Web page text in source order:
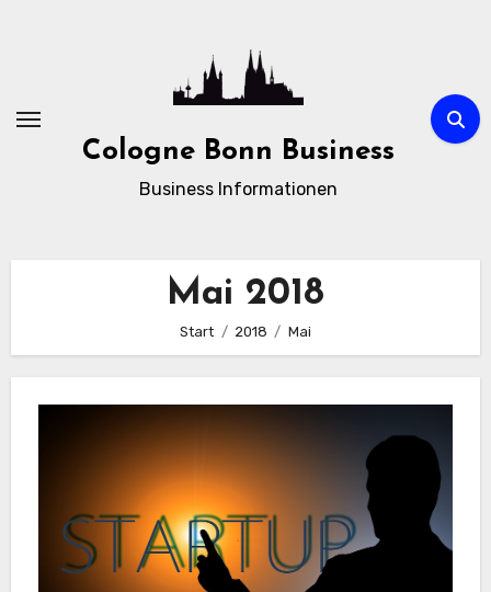
Cologne Bonn Business
Business Informationen
Mai 2018
Start 2018 Mai